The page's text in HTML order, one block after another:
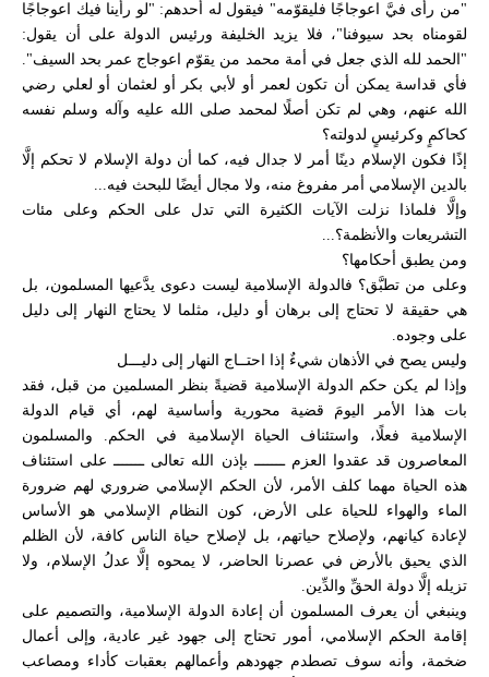
"من رأى فيَّ اعوجاجًا فليقوّمه" فيقول له أحدهم: "لو رأينا فيك اعوجاجًا
لقومناه بحد سيوفنا"، فلا يزيد الخليفة ورئيس الدولة على أن يقول:
"الحمد لله الذي جعل في أمة محمد من يقوّم اعوجاج عمر بحد السيف".
فأي قداسة يمكن أن تكون لعمر أو لأبي بكر أو لعثمان أو لعلي رضي
الله عنهم، وهي لم تكن أصلًا لمحمد صلى الله عليه وآله وسلم نفسه
كحاكمٍ وكرئيسٍ لدولته؟
إذًا فكون الإسلام دينًا أمر لا جدال فيه، كما أن دولة الإسلام لا تحكم إلَّا
بالدين الإسلامي أمر مفروغ منه، ولا مجال أيضًا للبحث فيه...
وإلَّا فلماذا نزلت الآيات الكثيرة التي تدل على الحكم وعلى مئات
التشريعات والأنظمة؟...
ومن يطبق أحكامها؟
وعلى من تطبَّق؟ فالدولة الإسلامية ليست دعوى يدَّعيها المسلمون، بل
هي حقيقة لا تحتاج إلى برهان أو دليل، مثلما لا يحتاج النهار إلى دليل
على وجوده.
وليس يصح في الأذهان شيءٌ إذا احتــاج النهار إلى دليـــل
وإذا لم يكن حكم الدولة الإسلامية قضيةً بنظر المسلمين من قبل، فقد
بات هذا الأمر اليومَ قضية محورية وأساسية لهم، أي قيام الدولة
الإسلامية فعلًا، واستئناف الحياة الإسلامية في الحكم. والمسلمون
المعاصرون قد عقدوا العزم ـــــــ بإذن الله تعالى ـــــــ على استئناف
هذه الحياة مهما كلف الأمر، لأن الحكم الإسلامي ضروري لهم ضرورة
الماء والهواء للحياة على الأرض، كون النظام الإسلامي هو الأساس
لإعادة كيانهم، ولإصلاح حياتهم، بل لإصلاح حياة الناس كافة، لأن الظلم
الذي يحيق بالأرض في عصرنا الحاضر، لا يمحوه إلَّا عدلُ الإسلام، ولا
تزيله إلَّا دولة الحقِّ والدِّين.
وينبغي أن يعرف المسلمون أن إعادة الدولة الإسلامية، والتصميم على
إقامة الحكم الإسلامي، أمور تحتاج إلى جهود غير عادية، وإلى أعمال
ضخمة، وأنه سوف تصطدم جهودهم وأعمالهم بعقبات كأداء ومصاعب